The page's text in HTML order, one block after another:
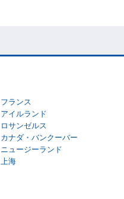
フランス
アイルランド
ロサンゼルス
カナダ・バンクーバー
ニュージーランド
上海